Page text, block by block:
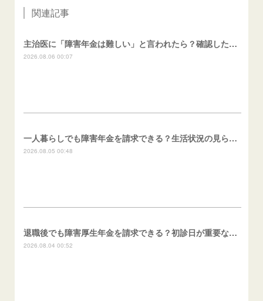
関連記事
主治医に「障害年金は難しい」と言われたら？確認したいこと
2026.08.06 00:07
一人暮らしでも障害年金を請求できる？生活状況の見られ方
2026.08.05 00:48
退職後でも障害厚生年金を請求できる？初診日が重要な理由
2026.08.04 00:52